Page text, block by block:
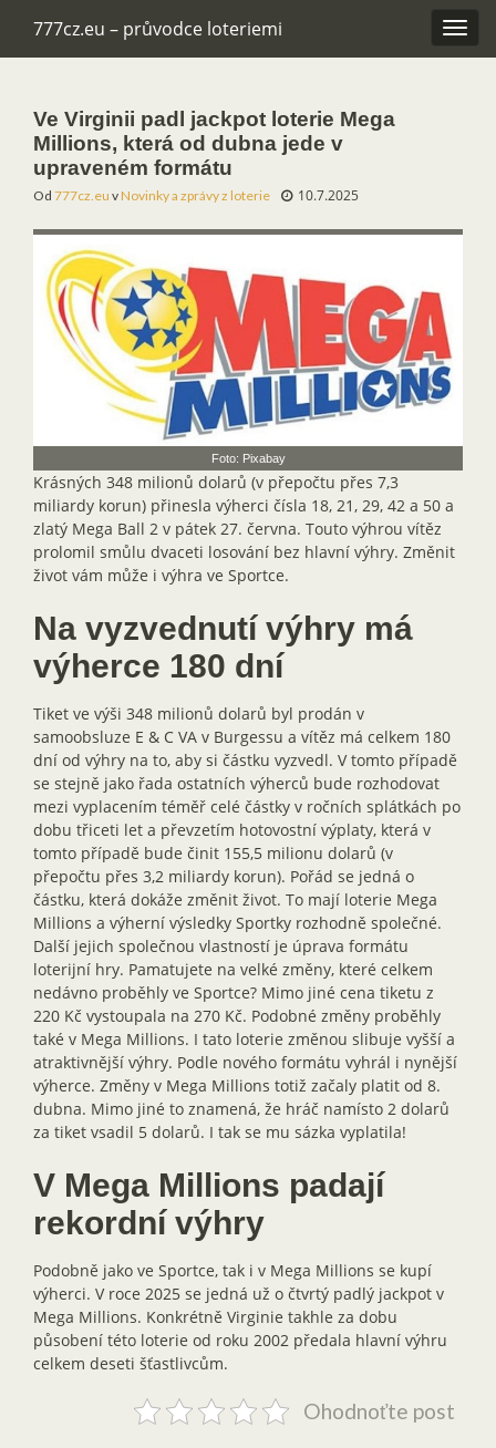
777cz.eu – průvodce loteriemi
Ve Virginii padl jackpot loterie Mega
Millions, která od dubna jede v
upraveném formátu
Od 777cz.eu vNovinky a zprávy z loterie 10.7.2025
Foto: Pixabay
Krásných 348 milionů dolarů (v přepočtu přes 7,3
miliardy korun) přinesla výherci čísla 18, 21, 29, 42 a 50 a
zlatý Mega Ball 2 v pátek 27. června. Touto výhrou vítěz
prolomil smůlu dvaceti losování bez hlavní výhry. Změnit
život vám může i výhra ve Sportce.
Na vyzvednutí výhry má
výherce 180 dní
Tiket ve výši 348 milionů dolarů byl prodán v
samoobsluze E & C VA v Burgessu a vítěz má celkem 180
dní od výhry na to, aby si částku vyzvedl. V tomto případě
se stejně jako řada ostatních výherců bude rozhodovat
mezi vyplacením téměř celé částky v ročních splátkách po
dobu třiceti let a převzetím hotovostní výplaty, která v
tomto případě bude činit 155,5 milionu dolarů (v
přepočtu přes 3,2 miliardy korun). Pořád se jedná o
částku, která dokáže změnit život. To mají loterie Mega
Millions a výherní výsledky Sportky rozhodně společné.
Další jejich společnou vlastností je úprava formátu
loterijní hry. Pamatujete na velké změny, které celkem
nedávno proběhly ve Sportce? Mimo jiné cena tiketu z
220 Kč vystoupala na 270 Kč. Podobné změny proběhly
také v Mega Millions. I tato loterie změnou slibuje vyšší a
atraktivnější výhry. Podle nového formátu vyhrál i nynější
výherce. Změny v Mega Millions totiž začaly platit od 8.
dubna. Mimo jiné to znamená, že hráč namísto 2 dolarů
za tiket vsadil 5 dolarů. I tak se mu sázka vyplatila!
V Mega Millions padají
rekordní výhry
Podobně jako ve Sportce, tak i v Mega Millions se kupí
výherci. V roce 2025 se jedná už o čtvrtý padlý jackpot v
Mega Millions. Konkrétně Virginie takhle za dobu
působení této loterie od roku 2002 předala hlavní výhru
celkem deseti šťastlivcům.
Ohodnoťte post